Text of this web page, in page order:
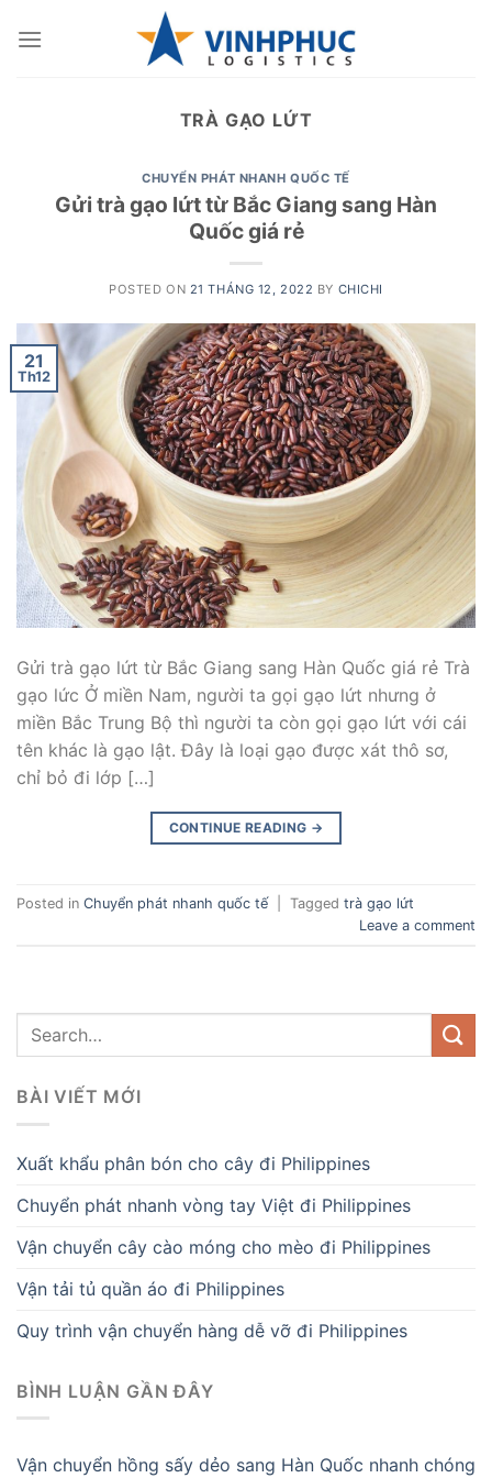
TRÀ GẠO LỨT
CHUYỂN PHÁT NHANH QUỐC TẾ
Gửi trà gạo lứt từ Bắc Giang sang Hàn
Quốc giá rẻ
POSTED ON 21 THÁNG 12, 2022 BY CHICHI
21
Th12
Gửi trà gạo lứt từ Bắc Giang sang Hàn Quốc giá rẻ Trà
gạo lức Ở miền Nam, người ta gọi gạo lứt nhưng ở
miền Bắc Trung Bộ thì người ta còn gọi gạo lứt với cái
tên khác là gạo lật. Đây là loại gạo được xát thô sơ,
chỉ bỏ đi lớp […]
CONTINUE READING →
Posted in Chuyển phát nhanh quốc tế Tagged trà gạo lứt
Leave a comment
BÀI VIẾT MỚI
Xuất khẩu phân bón cho cây đi Philippines
Chuyển phát nhanh vòng tay Việt đi Philippines
Vận chuyển cây cào móng cho mèo đi Philippines
Vận tải tủ quần áo đi Philippines
Quy trình vận chuyển hàng dễ vỡ đi Philippines
BÌNH LUẬN GẦN ĐÂY
Vận chuyển hồng sấy dẻo sang Hàn Quốc nhanh chóng